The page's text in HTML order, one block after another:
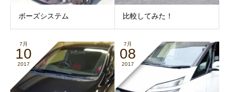
ボーズシステム 比較してみた！
7月
10
2017
7月
08
2017